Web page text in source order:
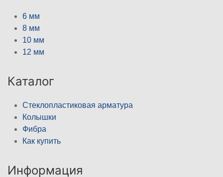
6 мм
8 мм
10 мм
12 мм
Каталог
Стеклопластиковая арматура
Колышки
Фибра
Как купить
Информация